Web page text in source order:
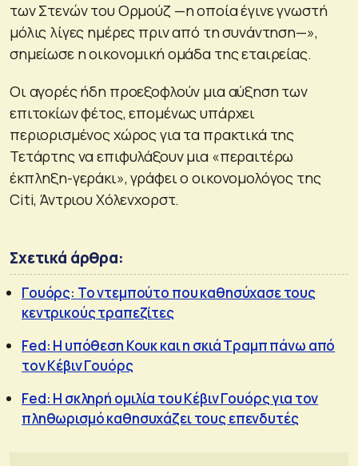
των Στενών του Ορμούζ —η οποία έγινε γνωστή
μόλις λίγες ημέρες πριν από τη συνάντηση—»,
σημείωσε η οικονομική ομάδα της εταιρείας.
Οι αγορές ήδη προεξοφλούν μια αύξηση των
επιτοκίων φέτος, επομένως υπάρχει
περιορισμένος χώρος για τα πρακτικά της
Τετάρτης να επιφυλάξουν μια «περαιτέρω
έκπληξη-γεράκι», γράφει ο οικονομολόγος της
Citi, Άντριου Χόλενχορστ.
Σχετικά άρθρα:
Γουόρς: Το ντεμπούτο που καθησύχασε τους
κεντρικούς τραπεζίτες
Fed: Η υπόθεση Κουκ και η σκιά Τραμπ πάνω από
τον Κέβιν Γουόρς
Fed: Η σκληρή ομιλία του Κέβιν Γουόρς για τον
πληθωρισμό καθησυχάζει τους επενδυτές